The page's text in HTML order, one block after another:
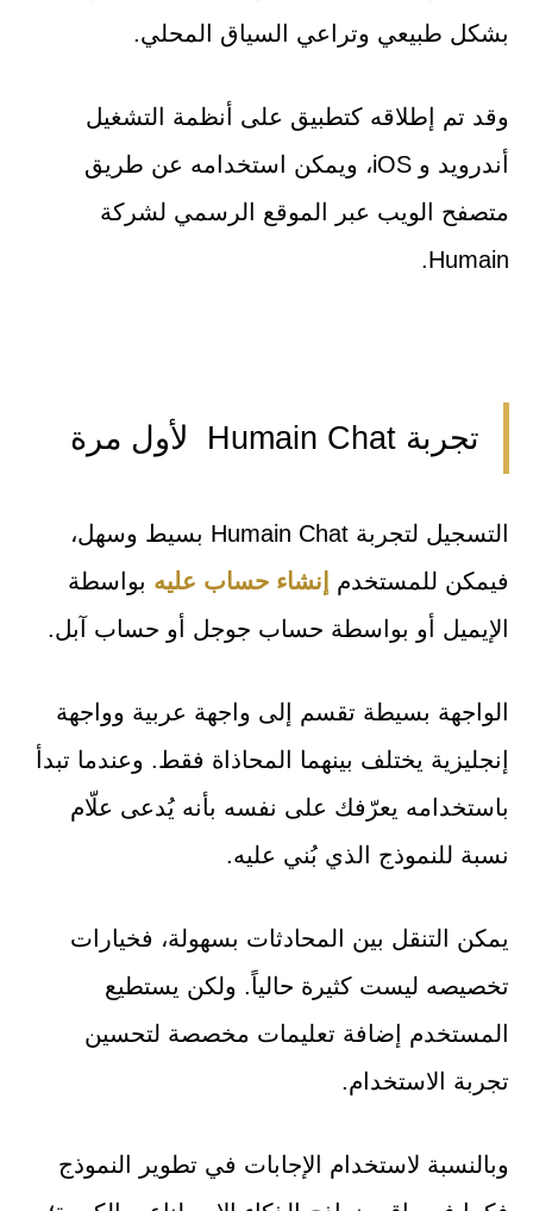
بشكل طبيعي وتراعي السياق المحلي.
وقد تم إطلاقه كتطبيق على أنظمة التشغيل
أندرويد و iOS، ويمكن استخدامه عن طريق
متصفح الويب عبر الموقع الرسمي لشركة
Humain.
تجربة Humain Chat لأول مرة
التسجيل لتجربة Humain Chat بسيط وسهل،
فيمكن للمستخدم
إنشاء حساب عليه بواسطة
الإيميل أو بواسطة حساب جوجل أو حساب آبل.
الواجهة بسيطة تقسم إلى واجهة عربية وواجهة
إنجليزية يختلف بينهما المحاذاة فقط. وعندما تبدأ
باستخدامه يعرّفك على نفسه بأنه يُدعى علّام
نسبة للنموذج الذي بُني عليه.
يمكن التنقل بين المحادثات بسهولة، فخيارات
تخصيصه ليست كثيرة حالياً. ولكن يستطيع
المستخدم إضافة تعليمات مخصصة لتحسين
تجربة الاستخدام.
وبالنسبة لاستخدام الإجابات في تطوير النموذج